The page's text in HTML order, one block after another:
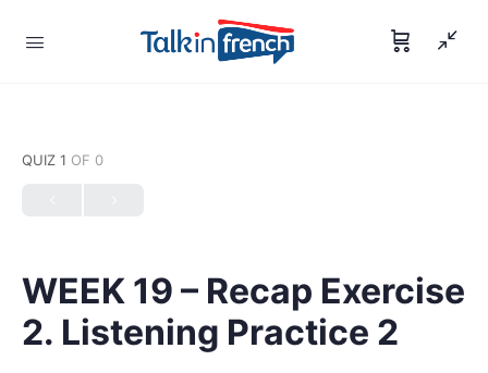
QUIZ 1 OF 0
WEEK 19 – Recap Exercise
2. Listening Practice 2